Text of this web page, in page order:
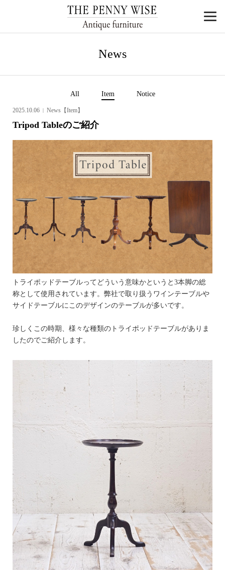
News
All Item Notice
2025.10.06 News【Item】
Tripod Tableのご紹介
トライポッドテーブルってどういう意味かというと3本脚の総
称として使用されています。弊社で取り扱うワインテーブルや
サイドテーブルにこのデザインのテーブルが多いです。
珍しくこの時期、様々な種類のトライポッドテーブルがありま
したのでご紹介します。